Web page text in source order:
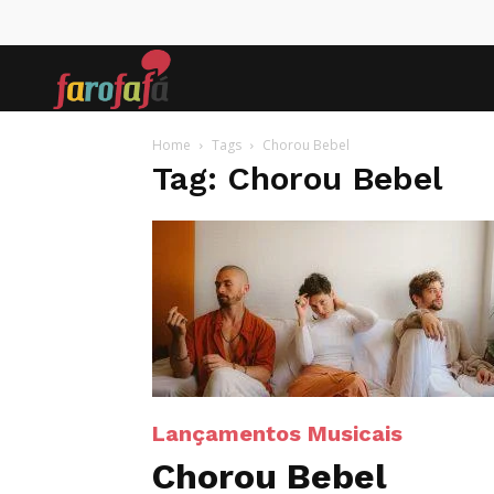
Home Tags Chorou Bebel
Tag: Chorou Bebel
Lançamentos Musicais
Chorou Bebel